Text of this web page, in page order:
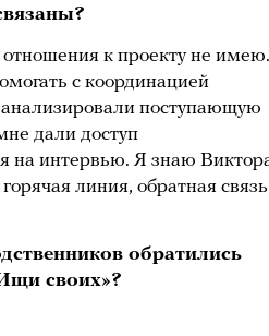
к проекту не имею.
с координацией
поступающую
дали доступ
на интервью. Я знаю
линия, обратная связь
обратились
своих»?